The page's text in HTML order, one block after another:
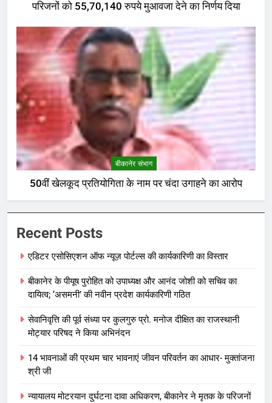
परिजनों को 55,70,140 रुपये मुआवजा देने का निर्णय दिया
बीकानेर संभाग
50वीं खेलकूद प्रतियोगिता के नाम पर चंदा उगाहने का आरोप
Recent Posts
एडिटर एसोसिएशन ऑफ न्यूज़ पोर्टल्स की कार्यकारिणी का विस्तार
बीकानेर के पीयूष पुरोहित को उपाध्यक्ष और आनंद जोशी को सचिव का
दायित्व; ‘असमनी’ की नवीन प्रदेश कार्यकारिणी गठित
सेवानिवृत्ति की पूर्व संध्या पर कुलगुरु प्रो. मनोज दीक्षित का राजस्थानी
मोट्यार परिषद ने किया अभिनंदन
14 भावनाओं की प्रथम चार भावनाएं जीवन परिवर्तन का आधार- मुक्तांजना
श्री जी
न्यायालय मोटरयान दुर्घटना दावा अधिकरण, बीकानेर ने मृतक के परिजनों